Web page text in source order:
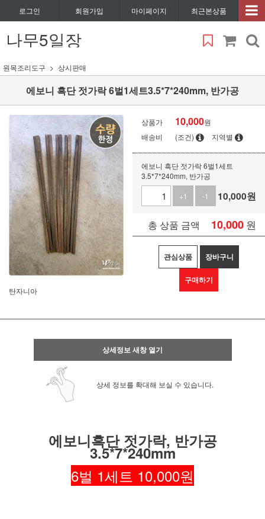
로그인 회원가입 마이페이지 최근본상품
나무5일장
원목조리도구 상시판매
에보니 흑단 젓가락 6벌1세트3.5*7*240mm, 반가공
탄자니아
상품가 10,000원
배송비
(조건) 지역별
에보니 흑단 젓가락 6벌1세트
3.5*7*240mm, 반가공
+1
-1 10,000원
총 상품 금액 10,000 원
관심상품 장바구니
구매하기
상세정보 새창 열기
상세 정보를 확대해 보실 수 있습니다.
에보니흑단 젓가락, 반가공
3.5*7*240mm
6벌 1세트 10,000원